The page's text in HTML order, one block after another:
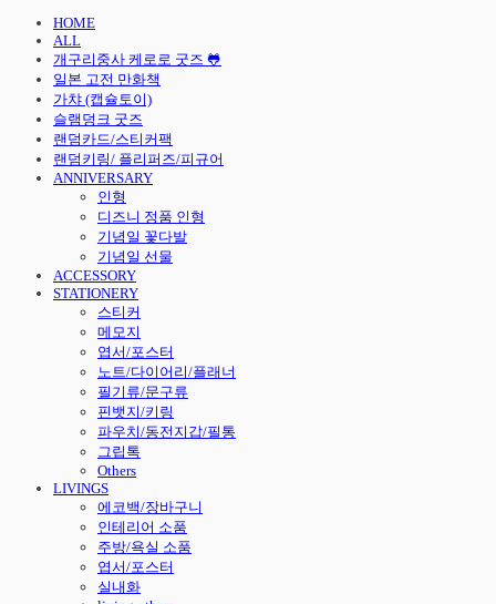
HOME
ALL
개구리중사 케로로 굿즈 🐸
일본 고전 만화책
가챠 (캡슐토이)
슬램덩크 굿즈
랜덤카드/스티커팩
랜덤키링/ 플리퍼즈/피규어
ANNIVERSARY
인형
디즈니 정품 인형
기념일 꽃다발
기념일 선물
ACCESSORY
STATIONERY
스티커
메모지
엽서/포스터
노트/다이어리/플래너
필기류/문구류
핀뱃지/키링
파우치/동전지갑/필통
그립톡
Others
LIVINGS
에코백/장바구니
인테리어 소품
주방/욕실 소품
엽서/포스터
실내화